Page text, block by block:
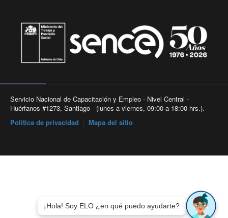
Servicio Nacional de Capacitación y Empleo - Nivel Central -
Huérfanos #1273, Santiago - (lunes a viernes, 09:00 a 18:00 hrs.).
Política de privacidad
Mapa del sitio
¡Hola! Soy ELO ¿en qué puedo ayudarte?